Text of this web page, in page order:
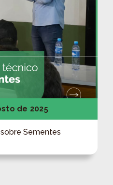
de 2025
Sementes